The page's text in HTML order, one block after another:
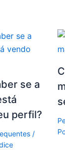
se a
perfil?
/